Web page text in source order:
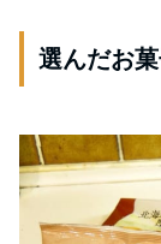
選んだお